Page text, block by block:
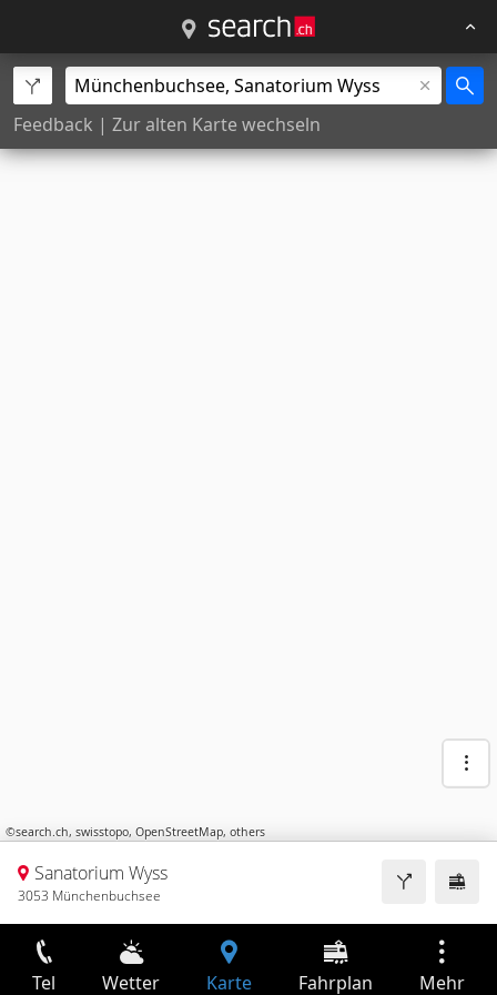
Feedback | Zur alten Karte wechseln
©search.ch, swisstopo, OpenStreetMap, others
Sanatorium Wyss
3053 Münchenbuchsee
Tel Wetter Karte Fahrplan Mehr